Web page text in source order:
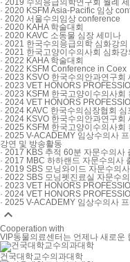
· 2019 수의응급의학연구회 월례
· 2020 KSFM Asia-Pacific 임상
· 2020 서울수의임상 conference
· 2020 KAHA 학술대회
· 2020 KAVC 소동물 심장 세미나
· 2021 한국수의응급의학 심화강의
· 2021 한국고양이수의사회 심화강
· 2022 KAHA 학술대회
· 2022 KSFM Conference in Coex
· 2023 KSVO 한국수의안과연구회
· 2023 VET HONORS
· 2023 KSFM 한국고양이수의사회
· 2024 VET HONORS
· 2024 KAVC 한국수의심장협회 심
· 2024 KSVO 한국수의안과연구회
· 2025 KSFM 한국고양이수의사회
· 2025 V-ACADEMY 임상수의사
강연 및 방송활동
· 2017 KBS 추적 60분 자문수의사
· 2017 MBC 하하랜드 자문수의사
· 2019 SBS 모닝와이드 자문수의
· 2022 SBS 모닝펫진료실 자문수
· 2023 VET HONORS
· 2024 VET HONORS
· 2025 V-ACADEMY 임상수의사

Cooperation with
VIP동물의료센터는 언제나 새로운
건국대학교수의과대학